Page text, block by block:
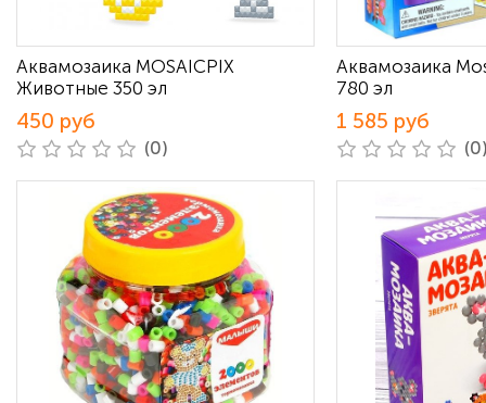
Аквамозаика MOSAICPIX
Животные 350 эл
450 руб
(0)
Аквамозаика
780 эл
1 585 руб